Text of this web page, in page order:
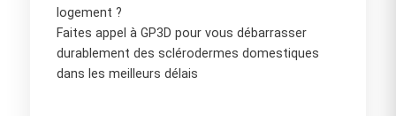
logement ?
Faites appel à GP3D pour vous débarrasser
durablement des sclérodermes domestiques
dans les meilleurs délais